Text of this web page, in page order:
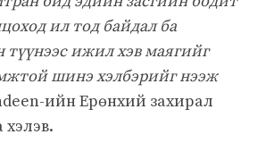
ил тод байдал ба
ижил хэв маягийг
шинэ хэлбэрийг нээж
ийн Ерөнхий захирал